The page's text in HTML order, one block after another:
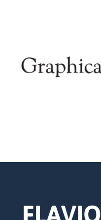
FLAVIO